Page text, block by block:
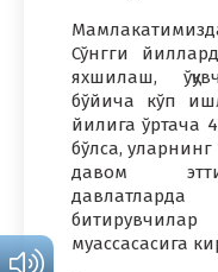
Сўнгги
яхшилаш,
бўйича кўп
йилига ўртача
бўлса,
давом
муассасасига